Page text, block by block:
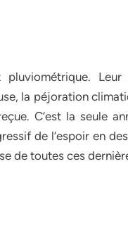
la péjoration
C’est la seule
de l’espoir en
de toutes ces